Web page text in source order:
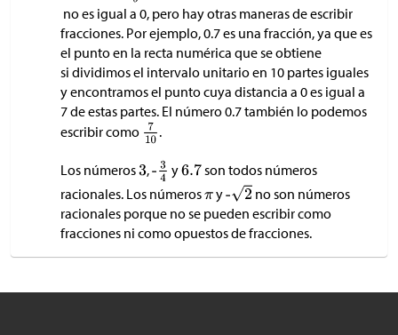
no es igual a 0, pero hay otras maneras de escribir
fracciones. Por ejemplo, 0.7 es una fracción, ya que es
el punto en la recta numérica que se obtiene
si dividimos el intervalo unitario en 10 partes iguales
y encontramos el punto cuya distancia a 0 es igual a
7 de estas partes. El número 0.7 también lo podemos
escribir como
.
Los números , y
son todos números
racionales. Los números
y
no son números
racionales porque no se pueden escribir como
fracciones ni como opuestos de fracciones.